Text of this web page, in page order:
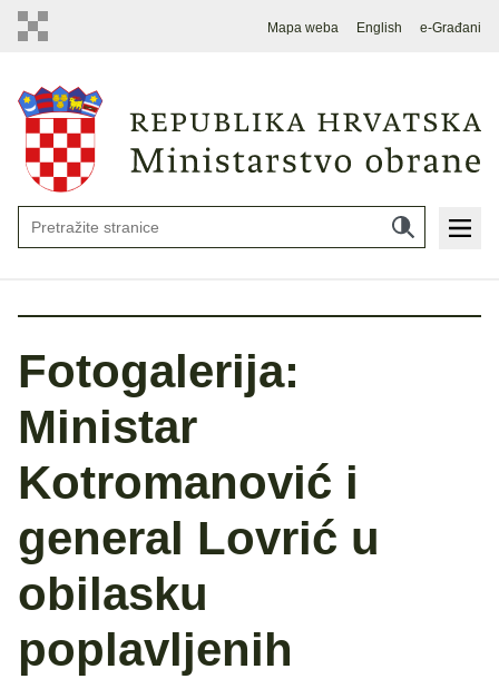
Mapa weba English e-Građani
Fotogalerija:
Ministar
Kotromanović i
general Lovrić u
obilasku
poplavljenih